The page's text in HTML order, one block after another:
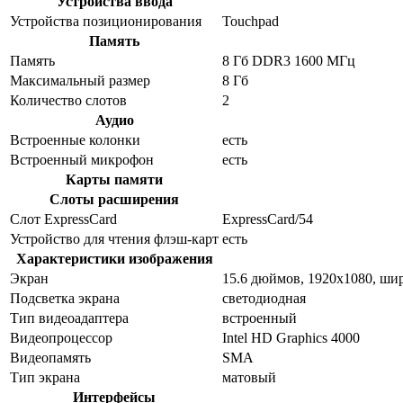
Устройства позиционирования
Touchpad
Память
Память
8 Гб DDR3 1600 МГц
Максимальный размер
8 Гб
Количество слотов
2
Аудио
Встроенные колонки
есть
Встроенный микрофон
есть
Карты памяти
Слоты расширения
Слот ExpressCard
ExpressCard/54
Устройство для чтения флэш-карт есть
Характеристики изображения
Экран
15.6 дюймов, 1920x1080,
Подсветка экрана
светодиодная
Тип видеоадаптера
встроенный
Видеопроцессор
Intel HD Graphics 4000
Видеопамять
SMA
Тип экрана
матовый
Интерфейсы